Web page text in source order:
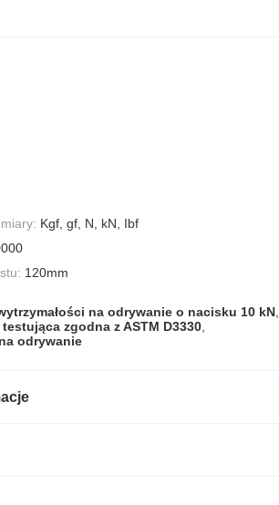
Kgf, gf, N, kN, Ibf
120mm
na odrywanie o nacisku 10 kN,
zgodna z ASTM D3330,
odrywanie